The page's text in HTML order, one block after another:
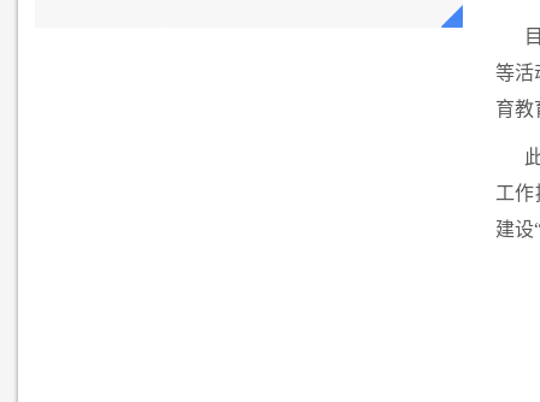
等活
育教
工作
建设